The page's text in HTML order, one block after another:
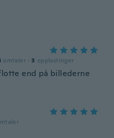
omtaler · 3 opplastinger
end på billederne